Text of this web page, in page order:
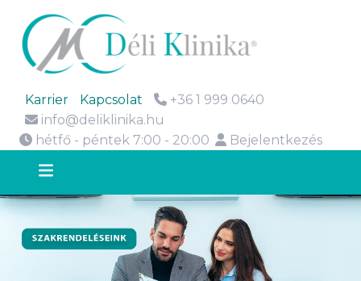
Karrier Kapcsolat
+36 1 999 0640
info@deliklinika.hu
hétfő - péntek 7:00 - 20:00
Bejelentkezés